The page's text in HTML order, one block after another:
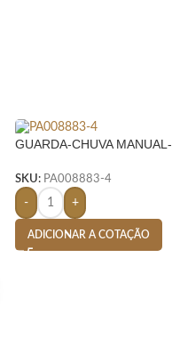
GUARDA-CHUVA MANUAL-
SKU: PA008883-4
- +
ADICIONAR A COTAÇÃO